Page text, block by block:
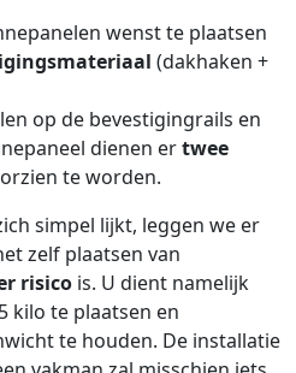
wenst te plaatsen
(dakhaken +
op de bevestigingrails en
dienen ertwee
te worden.
simpel lijkt, leggen we er
zelf plaatsen van
risico is. U dient namelijk
kilo te plaatsen en
te houden. De installatie